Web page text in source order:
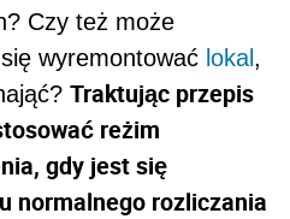
Czy też może
wyremontować lokal,
Traktując przepis
reżim
gdy jest się
normalnego rozliczania